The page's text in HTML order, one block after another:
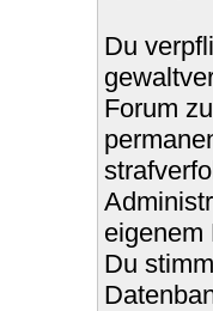
Du
Forum
eigenem
Du